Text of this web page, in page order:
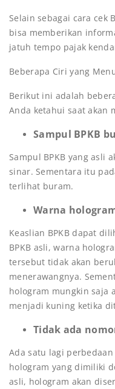
Selain sebagai cara cek
bisa memberikan
jatuh tempo pajak
Beberapa Ciri yang
Berikut ini adalah
Anda ketahui saat akan
Sampul BPKB
Sampul BPKB yang asli
sinar. Sementara itu
terlihat buram.
Warna
Keaslian BPKB dapat
BPKB asli, warna
tersebut tidak akan
menerawangnya.
hologram mungkin saja
menjadi kuning ketika
Tidak ada
Ada satu lagi
hologram yang dimiliki
asli, hologram akan